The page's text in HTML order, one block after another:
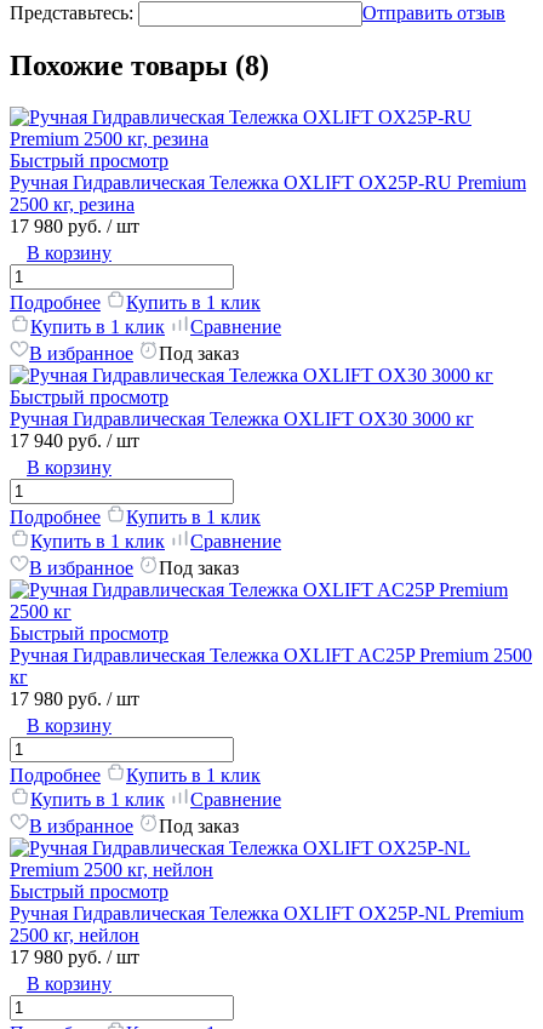
Представьтесь: Отправить отзыв
Похожие товары (8)
Быстрый просмотр
Ручная Гидравлическая Тележка OXLIFT OX25P-RU Premium
2500 кг, резина
17 980 руб. / шт
В корзину
Подробнее
Купить в 1 клик
Купить в 1 клик
Сравнение
В избранное
Под заказ
Быстрый просмотр
Ручная Гидравлическая Тележка OXLIFT OX30 3000 кг
17 940 руб. / шт
В корзину
Подробнее
Купить в 1 клик
Купить в 1 клик
Сравнение
В избранное
Под заказ
Быстрый просмотр
Ручная Гидравлическая Тележка OXLIFT AC25P Premium 2500
кг
17 980 руб. / шт
В корзину
Подробнее
Купить в 1 клик
Купить в 1 клик
Сравнение
В избранное
Под заказ
Быстрый просмотр
Ручная Гидравлическая Тележка OXLIFT OX25P-NL Premium
2500 кг, нейлон
17 980 руб. / шт
В корзину